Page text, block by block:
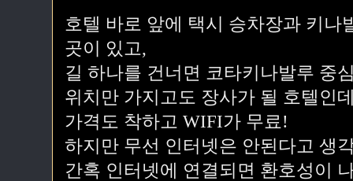
호텔 바로 앞에 택시 승차장과 키나
곳이 있고,
길 하나를 건너면 코타키나발루 중
위치만 가지고도 장사가 될 호텔인
가격도 착하고 WIFI가 무료!
하지만 무선 인터넷은 안된다고 생
간혹 인터넷에 연결되면 환호성이